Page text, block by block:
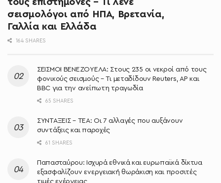
τους επιστήμονες – Τι λένε
σεισμολόγοι από ΗΠΑ, Βρετανία,
Γαλλία και Ελλάδα
164 SHARES
ΣΕΙΣΜΟΙ ΒΕΝΕΖΟΥΕΛΑ: Στους 235 οι νεκροί από τους
φονικούς σεισμούς – Τι μεταδίδουν Reuters, AP και
BBC για την ανείπωτη τραγωδία
65 SHARES
ΣΥΝΤΑΞΕΙΣ – ΤΕΑ: Οι 7 αλλαγές που αυξάνουν
συντάξεις και παροχές
61 SHARES
Παπασταύρου: Ισχυρά εθνικά και ευρωπαϊκά δίκτυα
εξασφαλίζουν ενεργειακή θωράκιση και προσιτές
τιμές ενέργειας